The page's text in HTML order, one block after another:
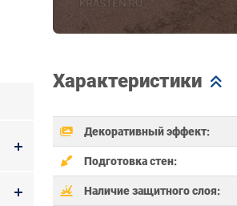
Характеристики
Декоративный эффект:
Подготовка стен:
Наличие защитного слоя: